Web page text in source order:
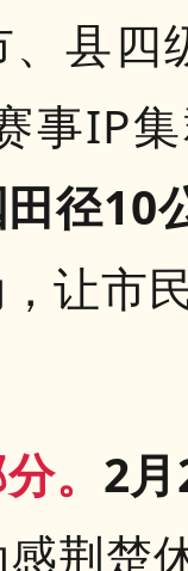
县四
事IP
径10
让市
。 2
感荆楚